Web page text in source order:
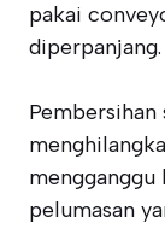
pakai
diperpanjang.
pelumasan